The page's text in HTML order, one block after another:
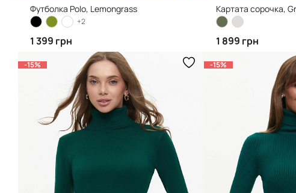
Футболка Polo, Lemongrass
+2
1 399 грн
Картата сорочка,
1 899 грн
-15% -15%